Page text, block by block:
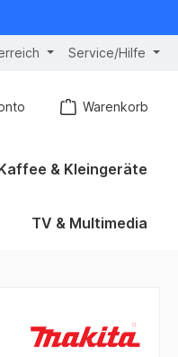
Service/Hilfe
Warenkorb
& Kleingeräte
TV & Multimedia